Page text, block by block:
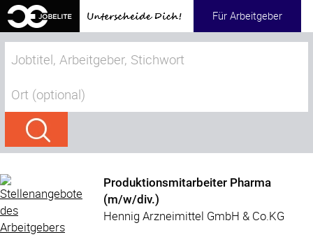
Für Arbeitgeber
Produktionsmitarbeiter Pharma
(m/w/div.)
Hennig Arzneimittel GmbH & Co.KG